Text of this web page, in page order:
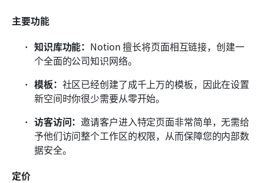
主要功能
知识库功能： Notion 擅长将页面相互链接，创建一
个全面的公司知识网络。
模板： 社区已经创建了成千上万的模板，因此在设置
新空间时你很少需要从零开始。
访客访问：邀请客户进入特定页面非常简单，无需给
予他们访问整个工作区的权限，从而保障您的内部数
据安全。
定价